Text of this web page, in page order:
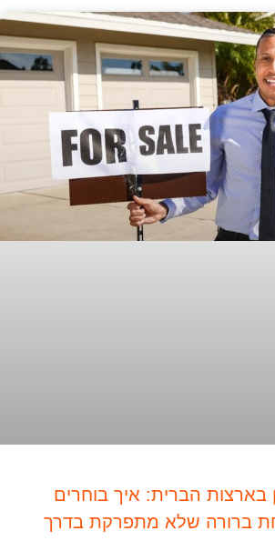
בארצות הברית: איך בוחרים
ברורה שלא מתפרקת בדרך